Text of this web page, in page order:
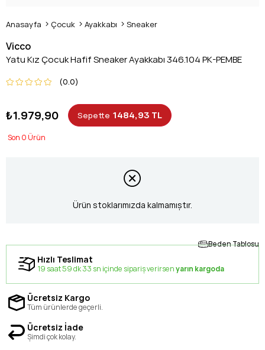
Anasayfa Çocuk Ayakkabı Sneaker
Vicco
Yatu Kız Çocuk Hafif Sneaker Ayakkabı 346.104 PK-PEMBE
0.0
₺1.979,90 Sepette 1484,93 TL
0
Ürün stoklarımızda kalmamıştır.
Beden Tablosu
Hızlı Teslimat
19 saat 59 dk 33 sn içinde sipariş verirsenyarın kargoda
Ücretsiz Kargo
Tüm ürünlerde geçerli.
Ücretsiz İade
Şimdi çok kolay.